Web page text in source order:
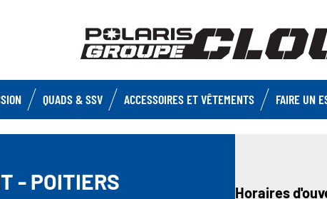
QUADS & SSV ACCESSOIRES ET VÊTEMENTS FAIRE UN
- POITIERS Horaires